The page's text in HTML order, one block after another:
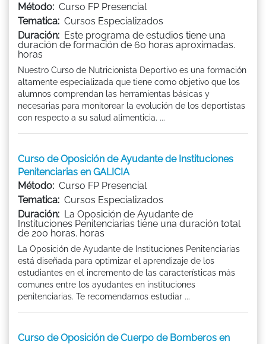
Método: Curso FP Presencial
Tematica: Cursos Especializados
Duración: Este programa de estudios tiene una
duración de formación de 60 horas aproximadas.
horas
Nuestro Curso de Nutricionista Deportivo es una formación
altamente especializada que tiene como objetivo que los
alumnos comprendan las herramientas básicas y
necesarias para monitorear la evolución de los deportistas
con respecto a su salud alimenticia. ...
Curso de Oposición de Ayudante de Instituciones
Penitenciarias en GALICIA
Método: Curso FP Presencial
Tematica: Cursos Especializados
Duración: La Oposición de Ayudante de
Instituciones Penitenciarias tiene una duración total
de 200 horas. horas
La Oposición de Ayudante de Instituciones Penitenciarias
está diseñada para optimizar el aprendizaje de los
estudiantes en el incremento de las características más
comunes entre los ayudantes en instituciones
penitenciarias. Te recomendamos estudiar ...
Curso de Oposición de Cuerpo de Bomberos en